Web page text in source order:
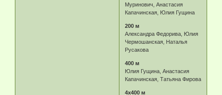
Муринович, Анастасия
Капачинская, Юлия Гущина
200 м
Александра Федорива, Юлия
Чермошанская, Наталья
Русакова
400 м
Юлия Гущина, Анастасия
Капачинская, Татьяна Фирова
4х400 м